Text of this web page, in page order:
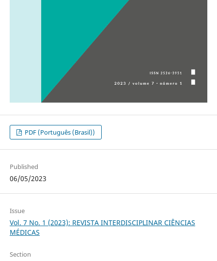
PDF (Português (Brasil))
Published
06/05/2023
Issue
Vol. 7 No. 1 (2023): REVISTA INTERDISCIPLINAR CIÊNCIAS
MÉDICAS
Section